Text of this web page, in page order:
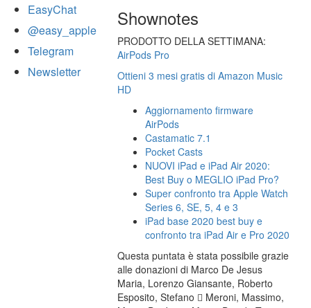
EasyChat
@easy_apple
Telegram
Newsletter
Shownotes
PRODOTTO DELLA SETTIMANA:
AirPods Pro
Ottieni 3 mesi gratis di Amazon Music
HD
Aggiornamento firmware
AirPods
Castamatic 7.1
Pocket Casts
NUOVI iPad e iPad Air 2020:
Best Buy o MEGLIO iPad Pro?
Super confronto tra Apple Watch
Series 6, SE, 5, 4 e 3
iPad base 2020 best buy e
confronto tra iPad Air e Pro 2020
Questa puntata è stata possibile grazie
alle donazioni di Marco De Jesus
Maria, Lorenzo Giansante, Roberto
Esposito, Stefano  Meroni, Massimo,